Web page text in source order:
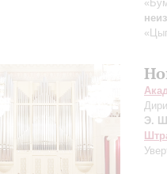
Э.